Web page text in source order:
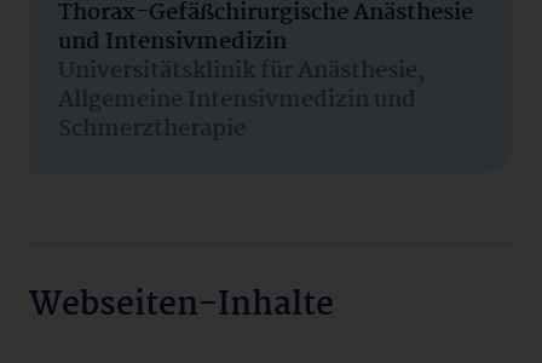
Thorax-Gefäßchirurgische Anästhesie
und Intensivmedizin
Universitätsklinik für Anästhesie,
Allgemeine Intensivmedizin und
Schmerztherapie
Webseiten-Inhalte